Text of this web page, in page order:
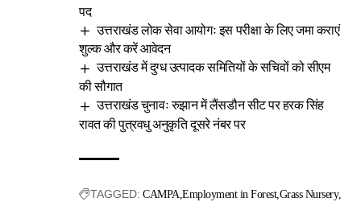
पद
उत्तराखंड लोक सेवा आयोगः इस परीक्षा के लिए जमा कराएं
शुल्क और करें आवेदन
उत्तराखंड में दुग्ध उत्पादक समितियों के सचिवों को सीएम
की सौगात
उत्तराखंड चुनावः रुझान में लैंसडौन सीट पर हरक सिंह
रावत की पुत्रवधु अनुकृति दूसरे नंबर पर
TAGGED: CAMPA Employment in Forest Grass Nursery